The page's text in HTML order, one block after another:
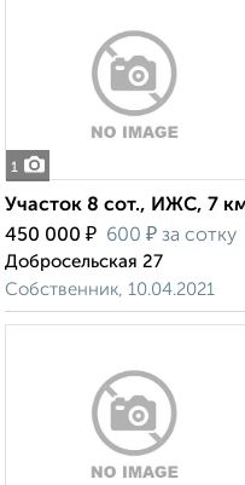
1
Участок 8 сот., ИЖС, 7
450 000 ₽ 600 ₽ за сотку
Добросельская 27
Собственник, 10.04.2021